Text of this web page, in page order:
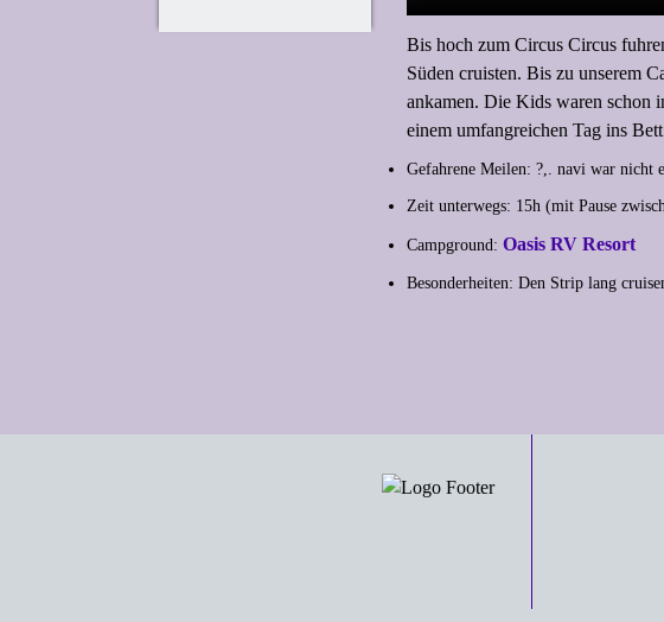
Bis hoch zum Circus Circus
Süden cruisten. Bis zu unserem
ankamen. Die Kids waren schon
einem umfangreichen Tag ins
Gefahrene Meilen: ?,. navi war nicht
Zeit unterwegs: 15h (mit Pause
Campground:Oasis RV Resort
Besonderheiten: Den Strip lang